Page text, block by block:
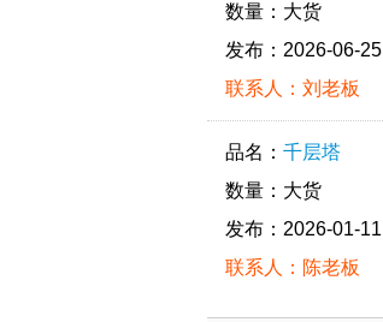
数量：大货
发布：2026-06-25
联系人：刘老板
品名： 千层塔
数量：大货
发布：2026-01-11
联系人：陈老板